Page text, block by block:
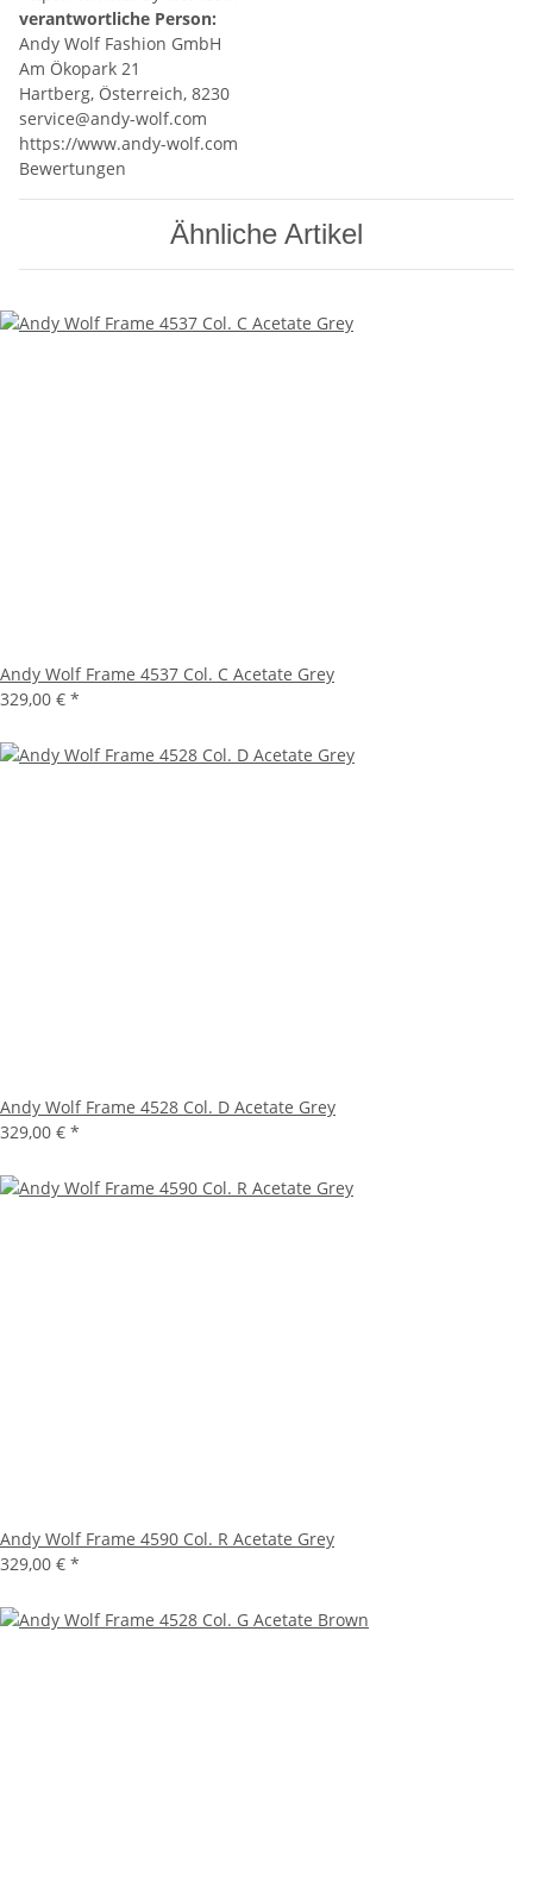
verantwortliche Person:
Andy Wolf Fashion GmbH
Am Ökopark 21
Hartberg, Österreich, 8230
service@andy-wolf.com
https://www.andy-wolf.com
Bewertungen
Ähnliche Artikel
Andy Wolf Frame 4537 Col. C Acetate Grey
329,00 € *
Andy Wolf Frame 4528 Col. D Acetate Grey
329,00 € *
Andy Wolf Frame 4590 Col. R Acetate Grey
329,00 € *